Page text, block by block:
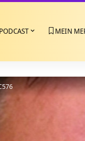
PODCAST MEIN